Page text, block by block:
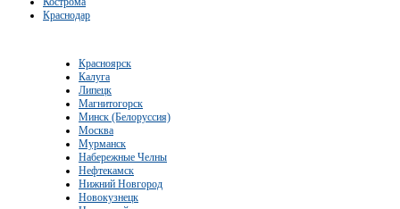
Краснодар
Красноярск
Калуга
Липецк
Магнитогорск
Минск (Белоруссия)
Москва
Мурманск
Набережные Челны
Нефтекамск
Нижний Новгород
Новокузнецк